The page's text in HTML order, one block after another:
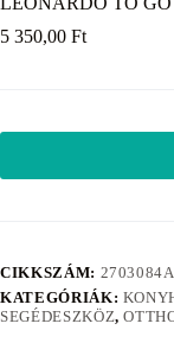
5 350,00 Ft
CIKKSZÁM:
KATEGÓRIÁK:
SEGÉDESZKÖZ,